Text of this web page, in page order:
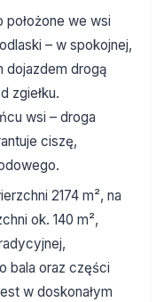
we wsi
– w spokojnej,
dojazdem drogą
zgiełku.
wsi – droga
ciszę,
2174 m², na
ok. 140 m²,
bala oraz części
w doskonałym